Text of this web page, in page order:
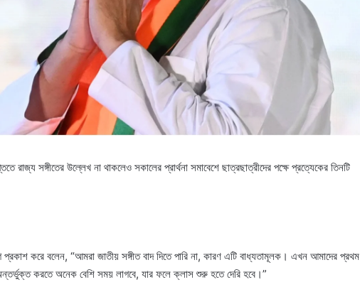
রাজ্য সঙ্গীতের উল্লেখ না থাকলেও সকালের প্রার্থনা সমাবেশে ছাত্রছাত্রীদের পক্ষে প্রত্যেকের তিনটি
করে বলেন, “আমরা জাতীয় সঙ্গীত বাদ দিতে পারি না, কারণ এটি বাধ্যতামূলক। এখন আমাদের প্রথম
অন্তর্ভুক্ত করতে অনেক বেশি সময় লাগবে, যার ফলে ক্লাস শুরু হতে দেরি হবে।”